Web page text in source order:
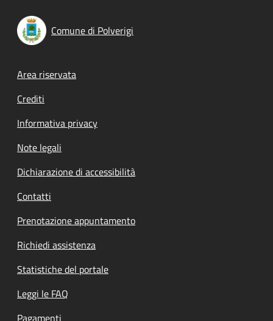
Comune di Polverigi
Footer menu
Area riservata
Crediti
Informativa privacy
Note legali
Dichiarazione di accessibilità
Contatti
Prenotazione appuntamento
Richiedi assistenza
Statistiche del portale
Leggi le FAQ
Pagamenti